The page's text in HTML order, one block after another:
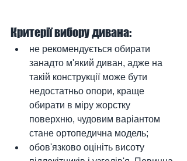
Критерії вибору дивана:
не рекомендується обирати
занадто м'який диван, адже на
такій конструкції може бути
недостатньо опори, краще
обирати в міру жорстку
поверхню, чудовим варіантом
стане ортопедична модель;
обов'язково оцініть висоту